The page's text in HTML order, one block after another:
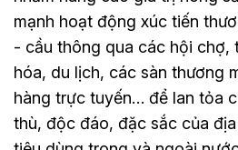
mạnh hoạt động xúc tiến
- cầu thông qua các hội chợ,
hóa, du lịch, các sàn thương
hàng trực tuyến… để lan tỏa
thù, độc đáo, đặc sắc của